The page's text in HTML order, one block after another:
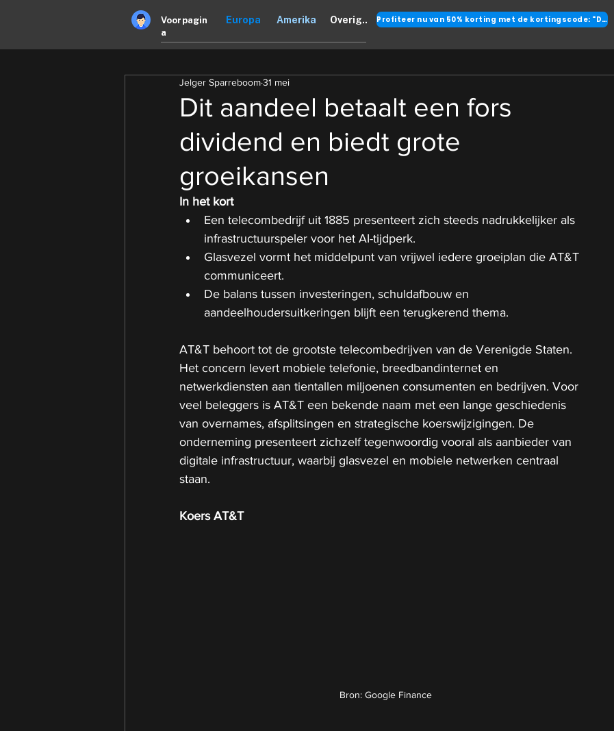
Voorpagin
a
Europa Amerika Overig.. Profiteer nu van 50% korting met de kortingscode: "DANK"
Dit aandeel betaalt een fors
dividend en biedt grote
groeikansen
Jelger Sparreboom31 mei
In het kort
Een telecombedrijf uit 1885 presenteert zich steeds nadrukkelijker als
infrastructuurspeler voor het AI-tijdperk.
Glasvezel vormt het middelpunt van vrijwel iedere groeiplan die AT&T
communiceert.
De balans tussen investeringen, schuldafbouw en
aandeelhoudersuitkeringen blijft een terugkerend thema.
AT&T behoort tot de grootste telecombedrijven van de Verenigde Staten.
Het concern levert mobiele telefonie, breedbandinternet en
netwerkdiensten aan tientallen miljoenen consumenten en bedrijven. Voor
veel beleggers is AT&T een bekende naam met een lange geschiedenis
van overnames, afsplitsingen en strategische koerswijzigingen. De
onderneming presenteert zichzelf tegenwoordig vooral als aanbieder van
digitale infrastructuur, waarbij glasvezel en mobiele netwerken centraal
staan.
Koers AT&T
Bron: Google Finance